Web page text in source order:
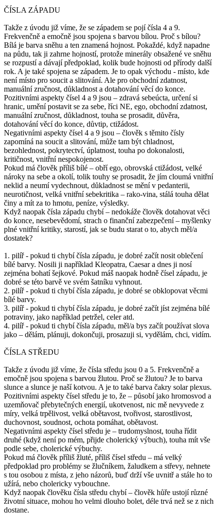
ČÍSLA ZÁPADU
Takže z úvodu již víme, že se západem se pojí čísla 4 a 9.
Frekvenčně a emočně jsou spojena s barvou bílou. Proč s bílou?
Bílá je barva sněhu a ten znamená hojnost. Pokaždé, když napadne
na půdu, tak ji zahrne hojností, protože minerály obsažené ve sněhu
se rozpustí a dávají předpoklad, kolik bude hojnosti od přírody další
rok. A je také spojena se západem. Je to opak východu - místo, kde
není místo pro soucit a slitování. Ale pro obchodní zdatnost,
manuální zručnost, důkladnost a dotahování věcí do konce.
Pozitivními aspekty čísel 4 a 9 jsou – zdravá sebeúcta, určení si
hranic, umění postavit se za sebe, říci NE, ego, obchodní zdatnost,
manuální zručnost, důkladnost, touha se prosadit, důvěra,
dotahování věcí do konce, důvtip, ctižádost.
Negativními aspekty čísel 4 a 9 jsou – člověk s těmito čísly
zapomíná na soucit a slitování, může tam být chladnost,
bezohlednost, pokrytectví, úplatnost, touha po dokonalosti,
kritičnost, vnitřní nespokojenost.
Pokud má člověk příliš bílé – obří ego, obrovská ctižádost, velké
nároky na sebe a okolí, tolik touhy se prosadit, že jím cloumá vnitřní
neklid a neumí vydechnout, důkladnost se mění v pedanterii,
neurotičnost, velká vnitřní sebekritika – rako-vina, stálá touha dělat
činy a mít za to hmotu, peníze, výsledky.
Když naopak čísla západu chybí – nedokáže člověk dotahovat věci
do konce, nesebevědomí, strach o finanční zabezpečení – myšlenky
plné vnitřní kritiky, starostí, jak se budu starat o to, abych měl/a
dostatek?
1. pilíř - pokud ti chybí čísla západu, je dobré začít nosit oblečení
bílé barvy. Nosili ji například Kleopatra, Caesar a dnes ji nosí
zejména bohatí šejkové. Pokud máš naopak hodně čísel západu, je
dobré se této barvě ve svém šatníku vyhnout.
2. pilíř - pokud ti chybí čísla západu, je dobré se obklopovat věcmi
bílé barvy.
3. pilíř - pokud ti chybí čísla západu, je dobré začít jíst zejména bílé
potraviny, jako například petržel, celer atd.
4. pilíř - pokud ti chybí čísla západu, měl/a bys začít používat slova
jako – dělám, plánuji, dokončuji, prosazuji si, vydělám, chci, vidím.
ČÍSLA STŘEDU
Takže z úvodu již víme, že čísla středu jsou 0 a 5. Frekvenčně a
emočně jsou spojena s barvou žlutou. Proč se žlutou? Je to barva
slunce a slunce je naší kotvou. A je to také barva čakry solar plexus.
Pozitivními aspekty čísel středu je to, že – působí jako hromosvod a
uzemňovač přebytečných energií, ukotvenost, nic mě nevyvede z
míry, velká trpělivost, velká obětavost, tvořivost, starostlivost,
duchovnost, soudnost, ochota pomáhat, obětavost.
Negativními aspekty čísel středu je – trudomyslnost, touha řídit
druhé (když není po mém, přijde cholerický výbuch), touha mít vše
podle sebe, cholerické výbuchy.
Pokud má člověk příliš žluté, příliš čísel středu – má velký
předpoklad pro problémy se žlučníkem, žaludkem a střevy, nehnete
s tou osobou z místa, z jeho názorů, buď drží vše uvnitř a stále ho to
užírá, nebo cholericky vybouchne.
Když naopak člověku čísla středu chybí – člověk hůře ustojí různé
životní situace, mohou ho velmi dlouho bolet, déle trvá než se z nich
dostane.